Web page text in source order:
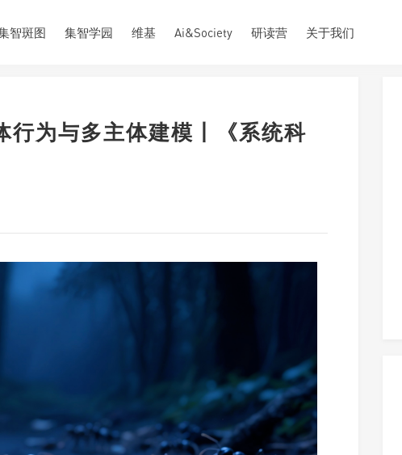
智斑图 集智学园 维基 Ai&Society 研读营 关于我们
行为与多主体建模丨《系统科